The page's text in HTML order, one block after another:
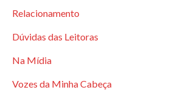
Relacionamento
Dúvidas das Leitoras
Na Mídia
Vozes da Minha Cabeça